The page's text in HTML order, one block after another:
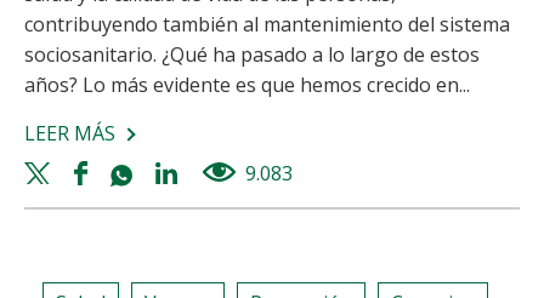
contribuyendo también al mantenimiento del sistema
sociosanitario. ¿Qué ha pasado a lo largo de estos
años? Lo más evidente es que hemos crecido en...
LEER MÁS SOBRE
KERN
PHARMA:
DE
Twitter
share
Facebook
share
Whatsapp
share
Linkedin
share
9.083